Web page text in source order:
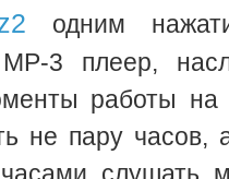
одним
3 плеер,
работы на
не пару часов,